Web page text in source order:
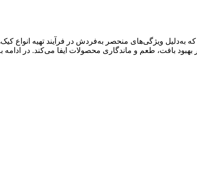
ویژگی‌های منحصر به‌فردش در فرآیند تهیه انواع
بافت، طعم و ماندگاری محصولات ایفا می‌کند. در ادامه